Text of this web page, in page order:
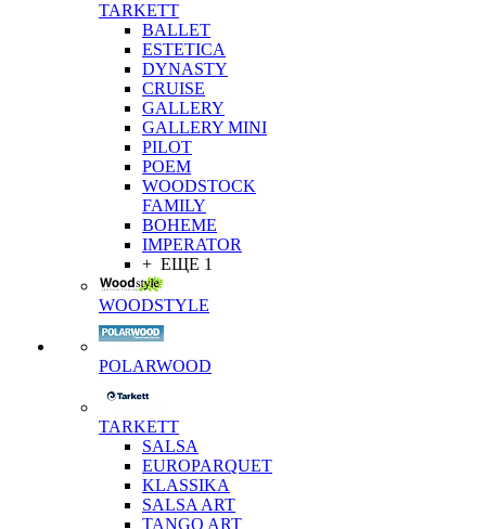
TARKETT
BALLET
ESTETICA
DYNASTY
CRUISE
GALLERY
GALLERY MINI
PILOT
POEM
WOODSTOCK
FAMILY
BOHEME
IMPERATOR
+ ЕЩЕ 1
WOODSTYLE
POLARWOOD
TARKETT
SALSA
EUROPARQUET
KLASSIKA
SALSA ART
TANGO ART